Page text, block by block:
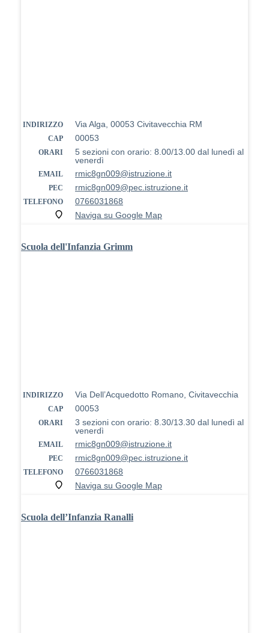
INDIRIZZO Via Alga, 00053 Civitavecchia RM
CAP 00053
ORARI
5 sezioni con orario: 8.00/13.00 dal lunedì al
venerdì
EMAIL rmic8gn009@istruzione.it
PEC rmic8gn009@pec.istruzione.it
TELEFONO
0766031868
Naviga su Google Map
Scuola dell'Infanzia Grimm
INDIRIZZO Via Dell’Acquedotto Romano, Civitavecchia
CAP 00053
ORARI
3 sezioni con orario: 8.30/13.30 dal lunedì al
venerdì
EMAIL rmic8gn009@istruzione.it
PEC rmic8gn009@pec.istruzione.it
TELEFONO
0766031868
Naviga su Google Map
Scuola dell’Infanzia Ranalli